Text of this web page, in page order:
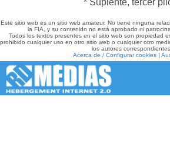
* Suplente, tercer
Este sitio web es un sitio web amateur. No tiene ninguna
la FIA, y su contenido no está aprobado ni
Todos los textos presentes en el sitio web son propiedad
prohibido cualquier uso en otro sitio web o cualquier otro
los autores correspondientes.
Acerca de / Configurar cookies|